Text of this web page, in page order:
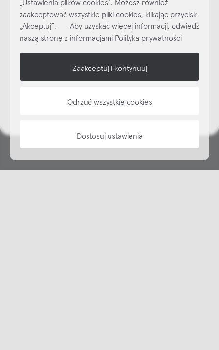
dzisiaj do naszego cyklicznego newslettera!
SubskrybujNEWSLETTER
NAP
zaakceptować wszystkie pliki cookies, klikając przycisk
„Akceptuj”. Aby uzyskać więcej informacji, odwiedź
naszą stronę z informacjami Polityka prywatności
Zaakceptuj i kontynuuj
Odrzuć wszystkie cookies
Dostosuj ustawienia